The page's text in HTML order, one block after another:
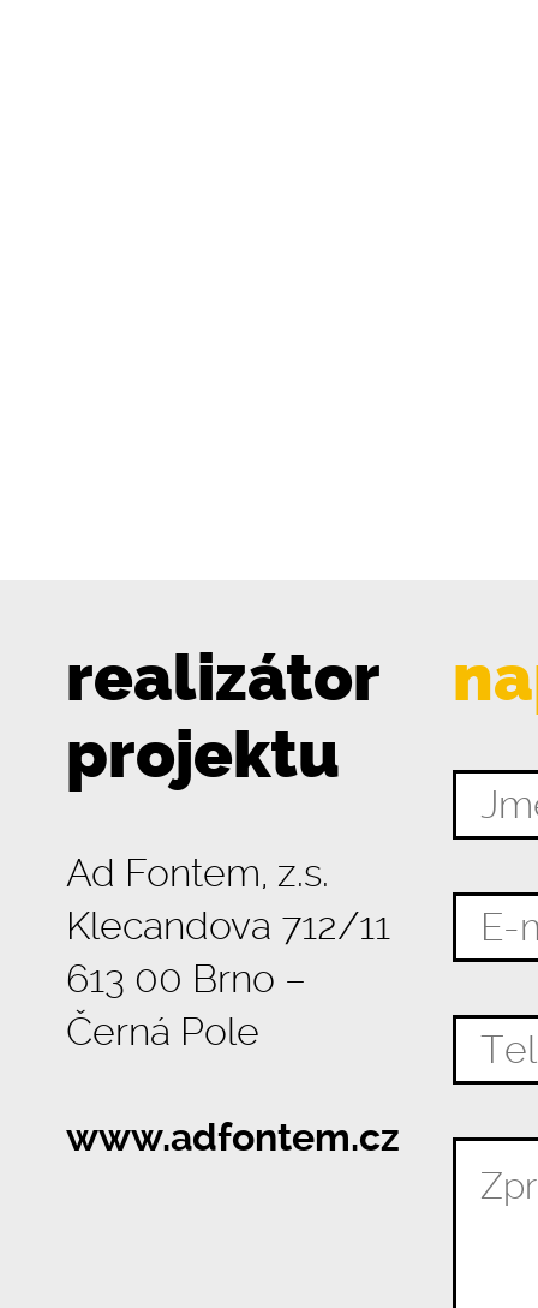
realizátor
projektu
Ad Fontem, z.s.
Klecandova 712/11
613 00 Brno –
Černá Pole
www.adfontem.cz